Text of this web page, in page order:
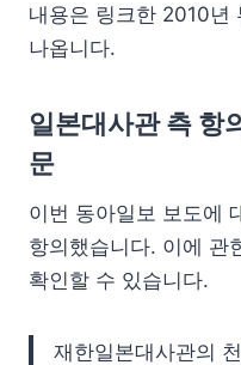
내용은 링크한 2010년
나옵니다.
일본대사관 측 항
문
이번 동아일보 보도에
항의했습니다. 이에 관
확인할 수 있습니다.
재한일본대사관의